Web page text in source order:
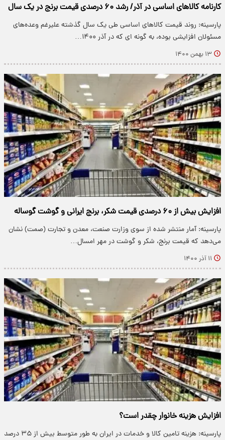
کارنامه کالاهای اساسی در آذر/ رشد ۶۰ درصدی قیمت برنج در یک سال
پارسینه: روند قیمت کالاهای اساسی طی یک سال گذشته علیرغم وعده‌های
مسئولان افزایشی بوده، به گونه ای که در آذر ۱۴۰۰…
۱۳ بهمن ۱۴۰۰
افزایش بیش از ۶۰ درصدی قیمت شکر، برنج ایرانی و گوشت گوساله
پارسینه: آمار منتشر شده از سوی وزارت صنعت، معدن و تجارت (صمت) نشان
می‌دهد که قیمت برنج، شکر و گوشت در مهر امسال…
۱۱ آذر ۱۴۰۰
افزایش هزینه خانوار چقدر است؟
پارسینه: هزینه تامین کالا و خدمات در ایران به طور متوسط بیش از ۳۵ درصد